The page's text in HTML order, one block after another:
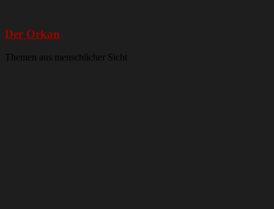
Der Orkan
Themen aus menschlicher Sicht